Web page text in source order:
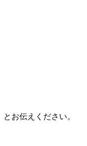
とお伝えください。